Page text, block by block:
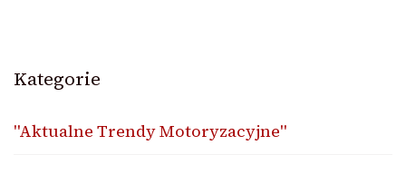
Kategorie
"Aktualne Trendy Motoryzacyjne"